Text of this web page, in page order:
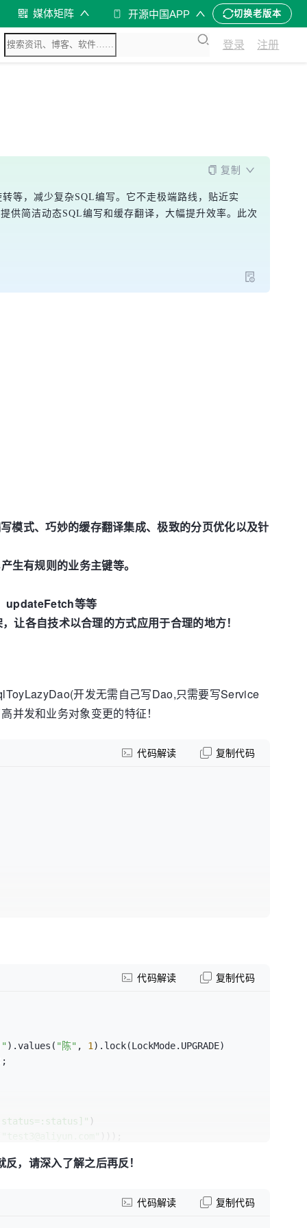
媒体矩阵 开源中国APP 切换老版本
登录 注册
复制
等，减少复杂SQL编写。它不走极端路线，贴近实
供简洁动态SQL编写和缓存翻译，大幅提升效率。此次
式、巧妙的缓存翻译集成、极致的分页优化以及针
有规则的业务主键等。
updateFetch等等
各自技术以合理的方式应用于合理的地方！
开发无需自己写Dao,只需要写Service
发和业务对象变更的特征！
代码解读 复制代码
).values( "陈" , 1 ).lock(LockMode.UPGRADE)
)
代码解读 复制代码
，请深入了解之后再反！
代码解读 复制代码